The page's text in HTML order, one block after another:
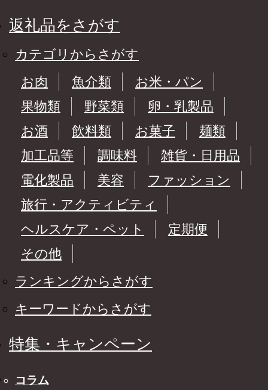
返礼品をさがす
カテゴリからさがす
お肉
魚介類
お米・パン
果物類
野菜類
卵・乳製品
お酒
飲料類 お菓子
麺類
加工品等
調味料
雑貨・日用品
電化製品
美容
ファッション
旅行・アクティビティ
ヘルスケア・ペット
定期便
その他
ランキングからさがす
キーワードからさがす
特集・キャンペーン
コラム